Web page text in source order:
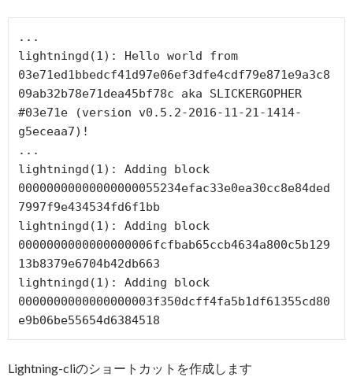
...
lightningd(1): Hello world from
03e71ed1bbedcf41d97e06ef3dfe4cdf79e871e9a3c8
09ab32b78e71dea45bf78c aka SLICKERGOPHER
#03e71e (version v0.5.2-2016-11-21-1414-
g5eceaa7)!
...
lightningd(1): Adding block
00000000000000000055234efac33e0ea30cc8e84ded
7997f9e434534fd6f1bb
lightningd(1): Adding block
0000000000000000006fcfbab65ccb4634a800c5b129
13b8379e6704b42db663
lightningd(1): Adding block
0000000000000000003f350dcff4fa5b1df61355cd80
Lightning-cliのショートカットを作成します